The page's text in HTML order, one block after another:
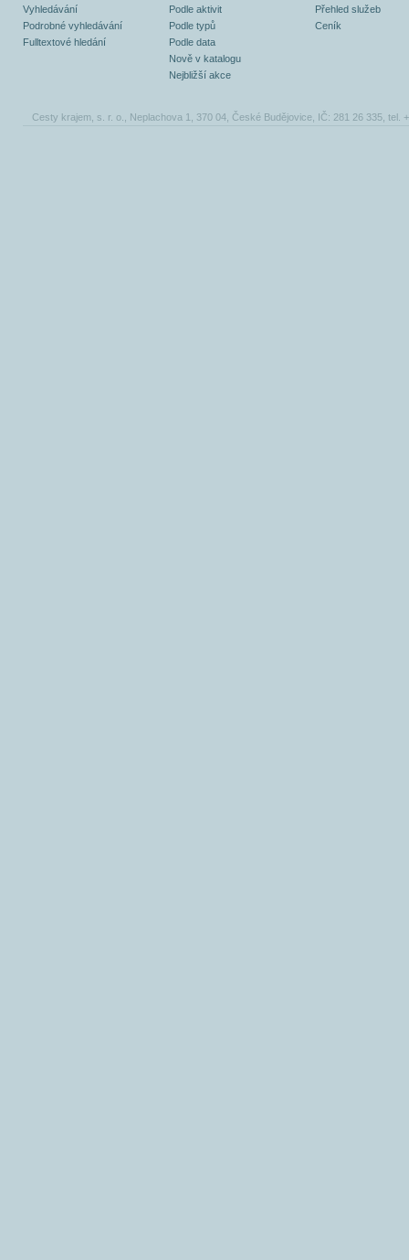
Vyhledávání
Podrobné vyhledávání
Fulltextové hledání
Podle aktivit
Podle typů
Podle data
Nově v katalogu
Nejbližší akce
Přehled služeb
Ceník
Cesty krajem, s. r. o., Neplachova 1, 370 04, České Budějovice, IČ: 281 26 335, tel.